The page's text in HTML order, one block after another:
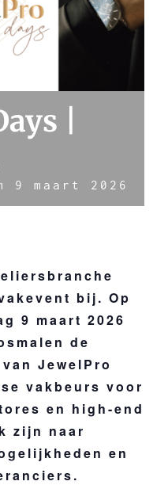
|
9 maart 2026
bij. Op
9 maart 2026
de
JewelPro
vakbeurs voor
en high-end
zijn naar
en